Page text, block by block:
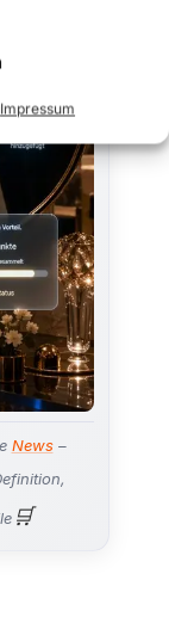
Impressum
News–
🛒